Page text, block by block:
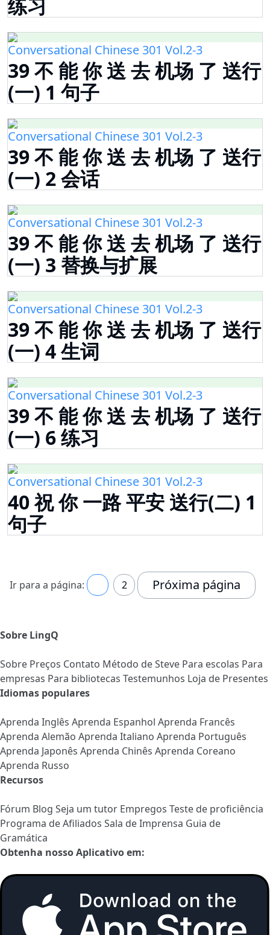
练习
Conversational Chinese 301 Vol.2-3
39 不 能 你 送 去 机场 了 送行
(一) 1 句子
Conversational Chinese 301 Vol.2-3
39 不 能 你 送 去 机场 了 送行
(一) 2 会话
Conversational Chinese 301 Vol.2-3
39 不 能 你 送 去 机场 了 送行
(一) 3 替换与扩展
Conversational Chinese 301 Vol.2-3
39 不 能 你 送 去 机场 了 送行
(一) 4 生词
Conversational Chinese 301 Vol.2-3
39 不 能 你 送 去 机场 了 送行
(一) 6 练习
Conversational Chinese 301 Vol.2-3
40 祝 你 一路 平安 送行(二) 1
句子
Ir para a página: 2 Próxima página
Sobre LingQ
Sobre Preços Contato Método de Steve Para escolas Para
empresas Para bibliotecas Testemunhos Loja de Presentes
Idiomas populares
Aprenda Inglês Aprenda Espanhol Aprenda Francês
Aprenda Alemão Aprenda Italiano Aprenda Português
Aprenda Japonês Aprenda Chinês Aprenda Coreano
Aprenda Russo
Recursos
Fórum Blog Seja um tutor Empregos Teste de proficiência
Programa de Afiliados Sala de Imprensa Guia de
Gramática
Obtenha nosso Aplicativo em: